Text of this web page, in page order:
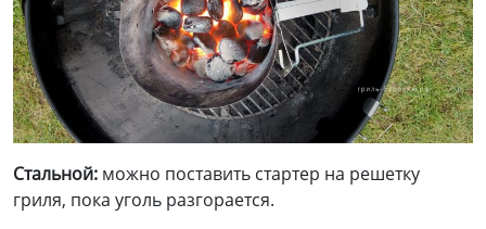
Стальной: можно поставить стартер на решетку
гриля, пока уголь разгорается.